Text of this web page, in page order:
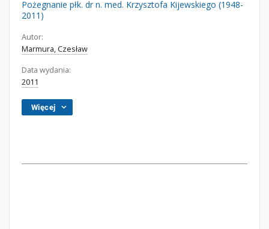
Pożegnanie płk. dr n. med. Krzysztofa Kijewskiego (1948-
2011)
Autor:
Marmura, Czesław
Data wydania:
2011
Więcej